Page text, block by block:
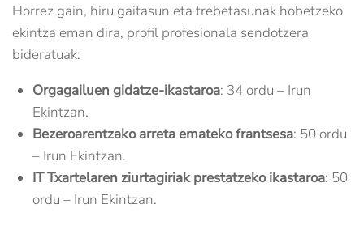
Horrez gain, hiru gaitasun eta trebetasunak hobetzeko
ekintza eman dira, profil profesionala sendotzera
bideratuak:
Orgagailuen gidatze-ikastaroa: 34 ordu – Irun
Ekintzan.
Bezeroarentzako arreta emateko frantsesa: 50 ordu
– Irun Ekintzan.
IT Txartelaren ziurtagiriak prestatzeko ikastaroa: 50
ordu – Irun Ekintzan.